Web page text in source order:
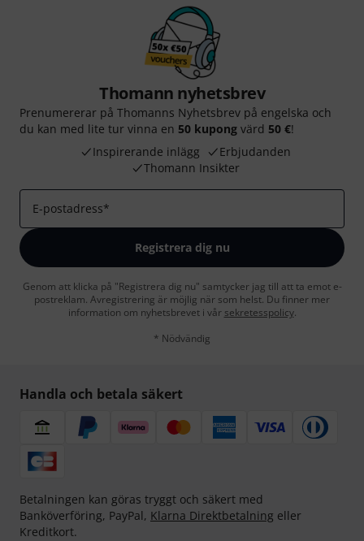
Thomann nyhetsbrev
Prenumererar på Thomanns Nyhetsbrev på engelska och
du kan med lite tur vinna en 50 kupong värd 50 €!
Inspirerande inlägg
Erbjudanden
Thomann Insikter
E-postadress*
Registrera dig nu
Genom att klicka på "Registrera dig nu" samtycker jag till att ta emot e-
postreklam. Avregistrering är möjlig när som helst. Du finner mer
information om nyhetsbrevet i vår sekretesspolicy.
* Nödvändig
Handla och betala säkert
Betalningen kan göras tryggt och säkert med
Banköverföring, PayPal, Klarna Direktbetalning eller
Kreditkort.